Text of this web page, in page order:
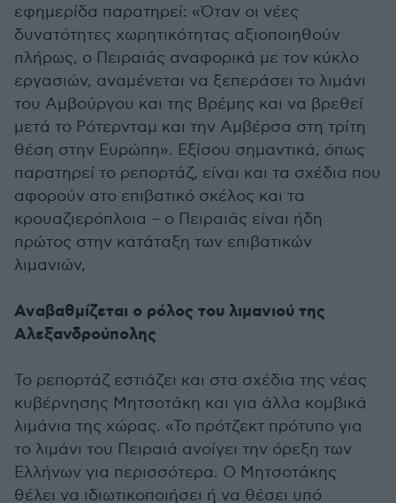
εφημερίδα παρατηρεί: «Όταν οι νέες
δυνατότητες χωρητικότητας αξιοποιηθούν
πλήρως, ο Πειραιάς αναφορικά με τον κύκλο
εργασιών, αναμένεται να ξεπεράσει το λιμάνι
του Αμβούργου και της Βρέμης και να βρεθεί
μετά το Ρότερνταμ και την Αμβέρσα στη τρίτη
θέση στην Ευρώπη». Εξίσου σημαντικά, όπως
παρατηρεί το ρεπορτάζ, είναι και τα σχέδια που
αφορούν ατο επιβατικό σκέλος και τα
κρουαζιερόπλοια – ο Πειραιάς είναι ήδη
πρώτος στην κατάταξη των επιβατικών
λιμανιών,
Αναβαθμίζεται ο ρόλος του λιμανιού της
Αλεξανδρούπολης
Το ρεπορτάζ εστιάζει και στα σχέδια της νέας
κυβέρνησης Μητσοτάκη και για άλλα κομβικά
λιμάνια της χώρας. «Το πρότζεκτ πρότυπο για
το λιμάνι του Πειραιά ανοίγει την όρεξη των
Ελλήνων για περισσότερα. Ο Μητσοτάκης
θέλει να ιδιωτικοποιήσει ή να θέσει υπό